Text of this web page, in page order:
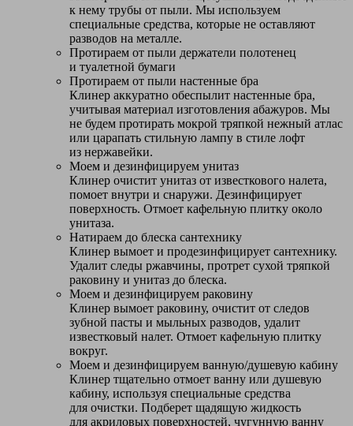
к нему трубы от пыли. Мы используем
специальные средства, которые не оставляют
разводов на металле.
Протираем от пыли держатели полотенец
и туалетной бумаги
Протираем от пыли настенные бра
Клинер аккуратно обеспылит настенные бра,
учитывая материал изготовления абажуров. Мы
не будем протирать мокрой тряпкой нежный атлас
или царапать стильную лампу в стиле лофт
из нержавейки.
Моем и дезинфицируем унитаз
Клинер очистит унитаз от известкового налета,
помоет внутри и снаружи. Дезинфицирует
поверхность. Отмоет кафельную плитку около
унитаза.
Натираем до блеска сантехнику
Клинер вымоет и продезинфицирует сантехнику.
Удалит следы ржавчины, протрет сухой тряпкой
раковину и унитаз до блеска.
Моем и дезинфицируем раковину
Клинер вымоет раковину, очистит от следов
зубной пасты и мыльных разводов, удалит
известковый налет. Отмоет кафельную плитку
вокруг.
Моем и дезинфицируем ванную/душевую кабину
Клинер тщательно отмоет ванну или душевую
кабину, используя специальные средства
для очистки. Подберет щадящую жидкость
для акриловых поверхностей, чугунную ванну